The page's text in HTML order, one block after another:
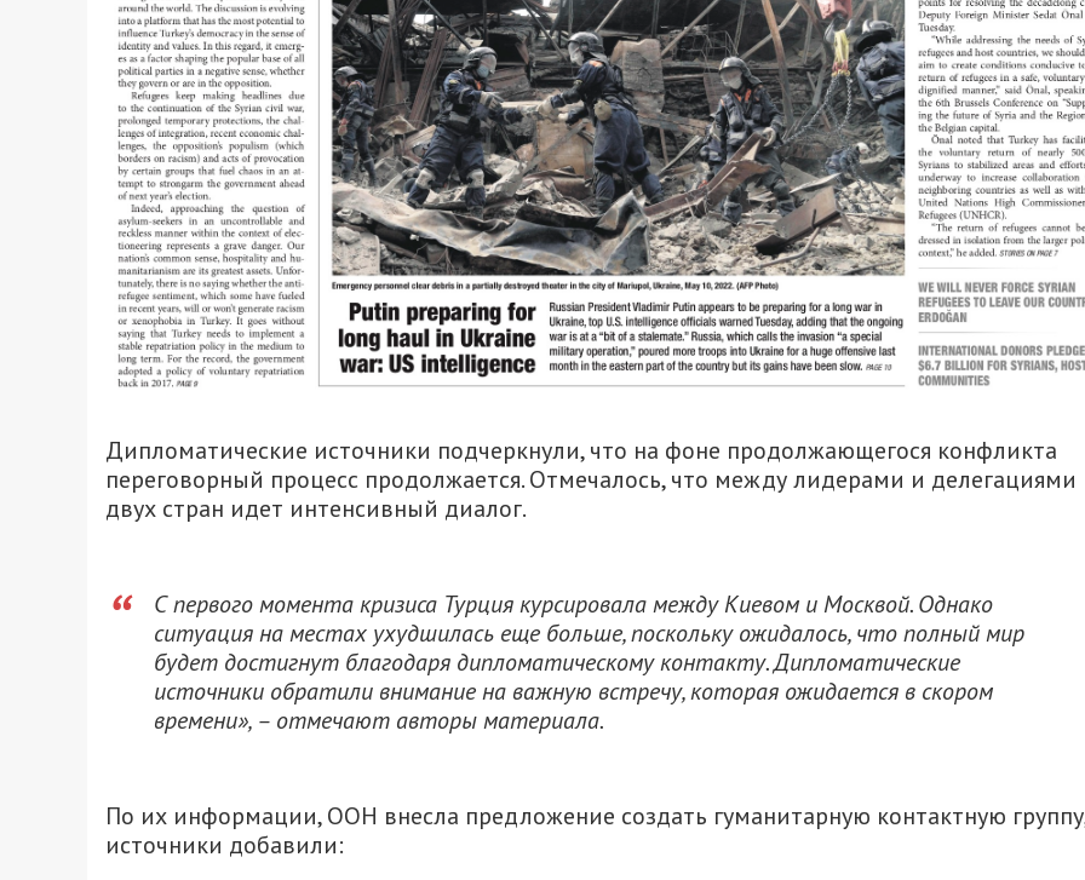
Дипломатические источники подчеркнули, что на фоне продолжающегося конфликта
переговорный процесс продолжается. Отмечалось, что между лидерами и делегациями
двух стран идет интенсивный диалог.
С первого момента кризиса Турция курсировала между Киевом и Москвой. Однако
ситуация на местах ухудшилась еще больше, поскольку ожидалось, что полный мир
будет достигнут благодаря дипломатическому контакту. Дипломатические
источники обратили внимание на важную встречу, которая ожидается в скором
времени», – отмечают авторы материала.
По их информации, ООН внесла предложение создать гуманитарную контактную
источники добавили: